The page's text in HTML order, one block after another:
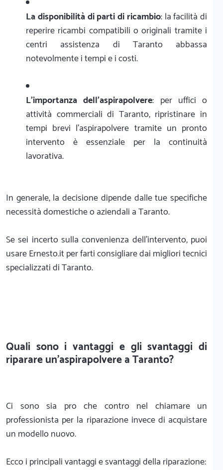
La disponibilità di parti di ricambio: la facilità di
reperire ricambi compatibili o originali tramite i
centri assistenza di Taranto abbassa
notevolmente i tempi e i costi.
L'importanza dell'aspirapolvere: per uffici o
attività commerciali di Taranto, ripristinare in
tempi brevi l'aspirapolvere tramite un pronto
intervento è essenziale per la continuità
lavorativa.
In generale, la decisione dipende dalle tue specifiche
necessità domestiche o aziendali a Taranto.
Se sei incerto sulla convenienza dell'intervento, puoi
usare Ernesto.it per farti consigliare dai migliori tecnici
specializzati di Taranto.
Quali sono i vantaggi e gli svantaggi di
riparare un'aspirapolvere a Taranto?
Ci sono sia pro che contro nel chiamare un
professionista per la riparazione invece di acquistare
un modello nuovo.
Ecco i principali vantaggi e svantaggi della riparazione: